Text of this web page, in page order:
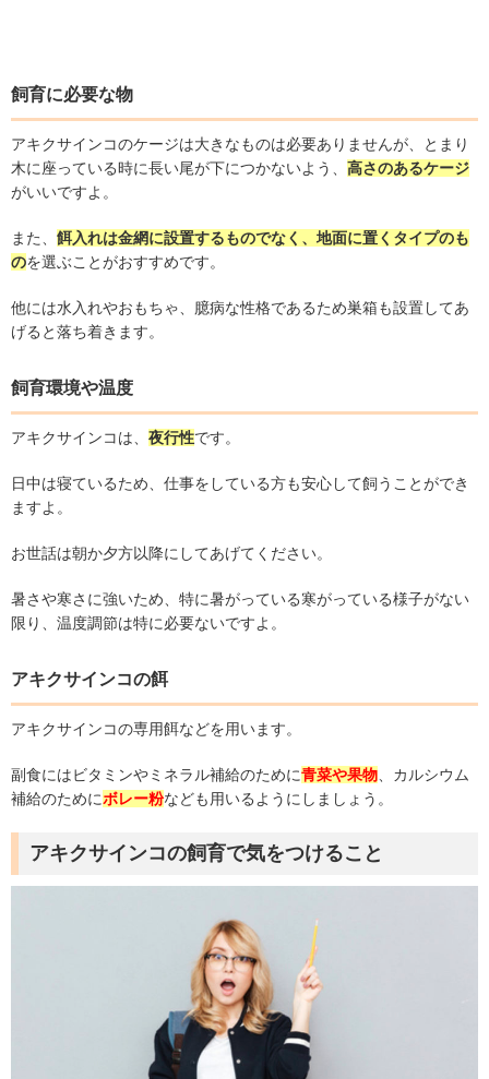
飼育に必要な物
アキクサインコのケージは大きなものは必要ありませんが、とまり
木に座っている時に長い尾が下につかないよう、 高さのあるケージ
がいいですよ。
また、 餌入れは金網に設置するものでなく、地面に置くタイプのも
のを選ぶことがおすすめです。
他には水入れやおもちゃ、臆病な性格であるため巣箱も設置してあ
げると落ち着きます。
飼育環境や温度
アキクサインコは、 夜行性です。
日中は寝ているため、仕事をしている方も安心して飼うことができ
ますよ。
お世話は朝か夕方以降にしてあげてください。
暑さや寒さに強いため、特に暑がっている寒がっている様子がない
限り、温度調節は特に必要ないですよ。
アキクサインコの餌
アキクサインコの専用餌などを用います。
副食にはビタミンやミネラル補給のために青菜や果物、カルシウム
補給のためにボレー粉なども用いるようにしましょう。
アキクサインコの飼育で気をつけること